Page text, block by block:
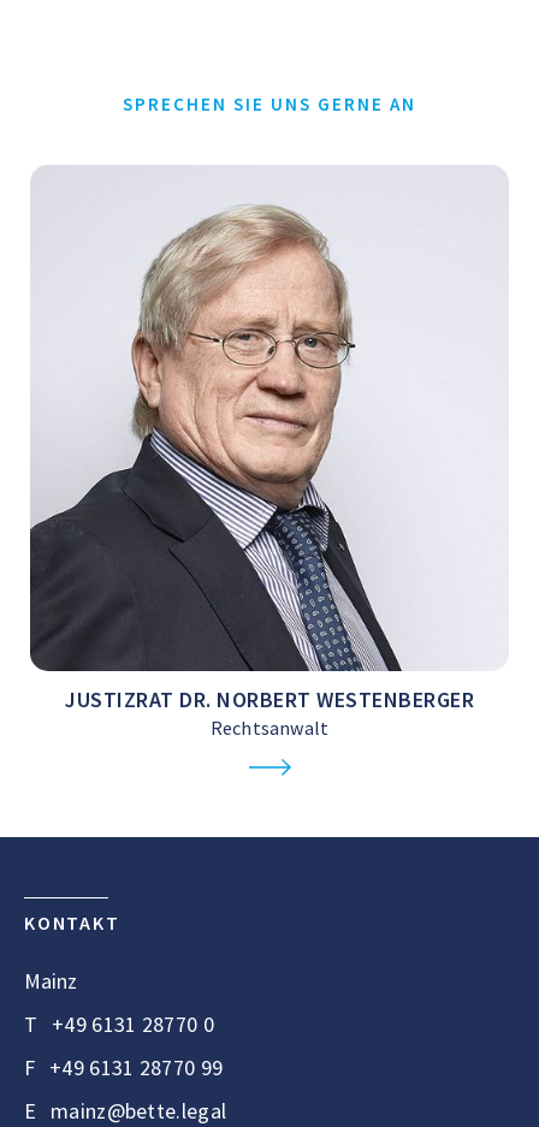
SPRECHEN SIE UNS GERNE AN
JUSTIZRAT DR. NORBERT WESTENBERGER
Rechtsanwalt
KONTAKT
Mainz
T +49 6131 28770 0
F +49 6131 28770 99
E mainz@bette.legal